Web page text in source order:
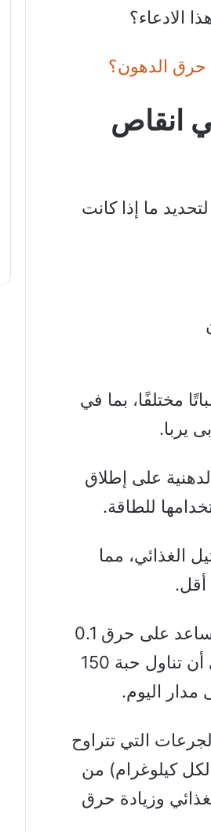
الادعاء؟
حرق الدهون؟
انقاص
ما إذا كانت
منبه موجود بشكل طبيعي في أكثر من 60 نباتًا مختلفًا، بما في
يربا.
على إطلاق
للطاقة.
الغذائي، مما
أقل.
وجدت الأبحاث أن كل مليغرام من الكافيين المستهلك يساعد على حرق 0.1
سعرة حرارية إضافية في الـ 24 ساعة التالية. وهذا يعني أن تناول حبة 150
التي تتراوح
ملجم من الكافيين لكل رطل (3-5 ملغ لكل كيلوغرام) من
وزيادة حرق